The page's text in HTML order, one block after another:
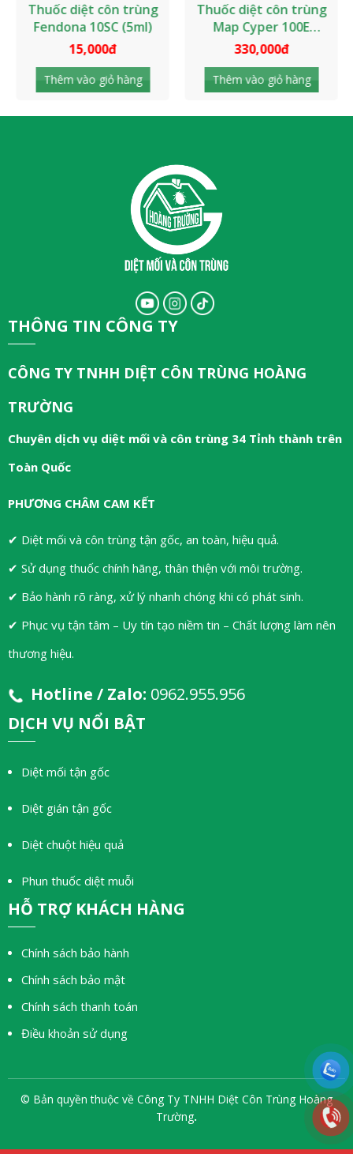
Thuốc diệt côn trùng
Fendona 10SC (5ml)
15,000đ
Thêm vào giỏ hàng
Thuốc diệt côn trùng
Map Cyper 100E
(1000ml)
330,000đ
Thêm vào giỏ hàng
THÔNG TIN CÔNG TY
CÔNG TY TNHH DIỆT CÔN TRÙNG HOÀNG
TRƯỜNG
Chuyên dịch vụ diệt mối và côn trùng 34 Tỉnh thành trên
Toàn Quốc
PHƯƠNG CHÂM CAM KẾT
✔ Diệt mối và côn trùng tận gốc, an toàn, hiệu quả.
✔ Sử dụng thuốc chính hãng, thân thiện với môi trường.
✔ Bảo hành rõ ràng, xử lý nhanh chóng khi có phát sinh.
✔ Phục vụ tận tâm – Uy tín tạo niềm tin – Chất lượng làm nên
thương hiệu.
Hotline / Zalo: 0962.955.956
DỊCH VỤ NỔI BẬT
Diệt mối tận gốc
Diệt gián tận gốc
Diệt chuột hiệu quả
Phun thuốc diệt muỗi
HỖ TRỢ KHÁCH HÀNG
Chính sách bảo hành
Chính sách bảo mật
Chính sách thanh toán
Điều khoản sử dụng
© Bản quyền thuộc về Công Ty TNHH Diệt Côn Trùng Hoàng
Trường.